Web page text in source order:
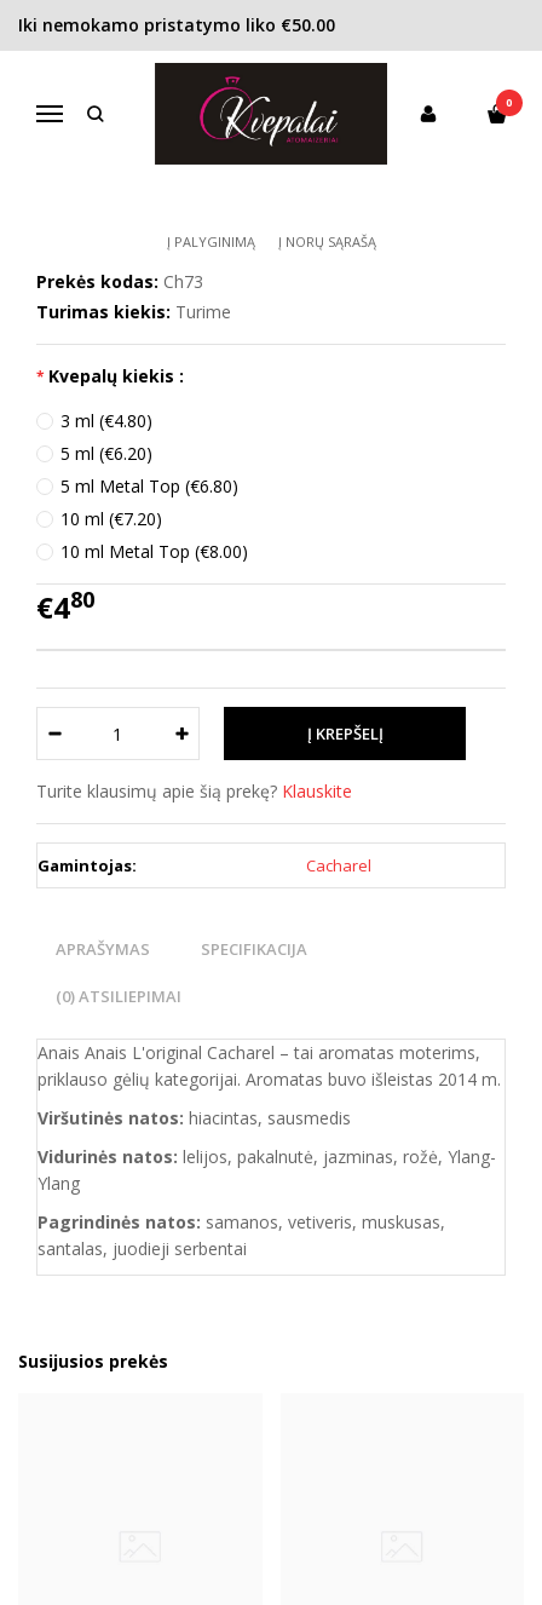
Iki nemokamo pristatymo liko €50.00
Navigacija
0
Pagrindinis KONCENTRACIJA
Tualetinis vanduo (EDT)
Cacharel Anais Anais L'original EDT moterims
CACHAREL ANAIS ANAIS
L'ORIGINAL EDT MOTERIMS
Į PALYGINIMĄ Į NORŲ SĄRAŠĄ
Prekės kodas: Ch73
Turimas kiekis: Turime
Kvepalų kiekis :
3 ml (€4.80)
5 ml (€6.20)
5 ml Metal Top (€6.80)
10 ml (€7.20)
10 ml Metal Top (€8.00)
€480
Turite klausimų apie šią prekę? Klauskite
Gamintojas: Cacharel
APRAŠYMAS SPECIFIKACIJA
(0) ATSILIEPIMAI
Anais Anais L'original Cacharel – tai aromatas moterims,
priklauso gėlių kategorijai. Aromatas buvo išleistas 2014 m.
Viršutinės natos: hiacintas, sausmedis
Vidurinės natos: lelijos, pakalnutė, jazminas, rožė, Ylang-
Ylang
Pagrindinės natos: samanos, vetiveris, muskusas,
santalas, juodieji serbentai
Susijusios prekės